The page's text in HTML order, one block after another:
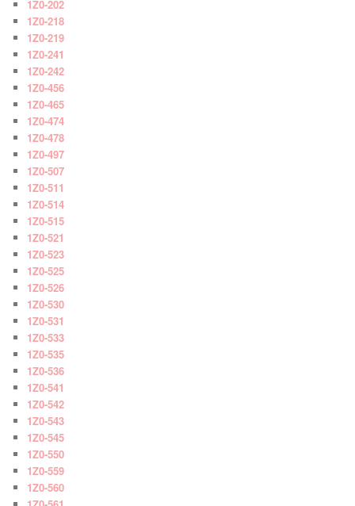
1Z0-202
1Z0-218
1Z0-219
1Z0-241
1Z0-242
1Z0-456
1Z0-465
1Z0-474
1Z0-478
1Z0-497
1Z0-507
1Z0-511
1Z0-514
1Z0-515
1Z0-521
1Z0-523
1Z0-525
1Z0-526
1Z0-530
1Z0-531
1Z0-533
1Z0-535
1Z0-536
1Z0-541
1Z0-542
1Z0-543
1Z0-545
1Z0-550
1Z0-559
1Z0-560